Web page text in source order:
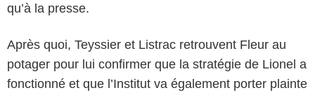
qu’à la presse.
Après quoi, Teyssier et Listrac retrouvent Fleur au
potager pour lui confirmer que la stratégie de Lionel a
fonctionné et que l’Institut va également porter plainte